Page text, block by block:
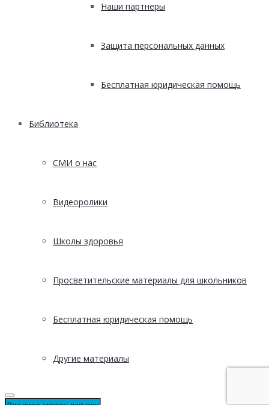
Наши партнеры
Защита персональных данных
Бесплатная юридическая помощь
Библиотека
СМИ о нас
Видеоролики
Школы здоровья
Просветительские материалы для школьников
Бесплатная юридическая помощь
Другие материалы